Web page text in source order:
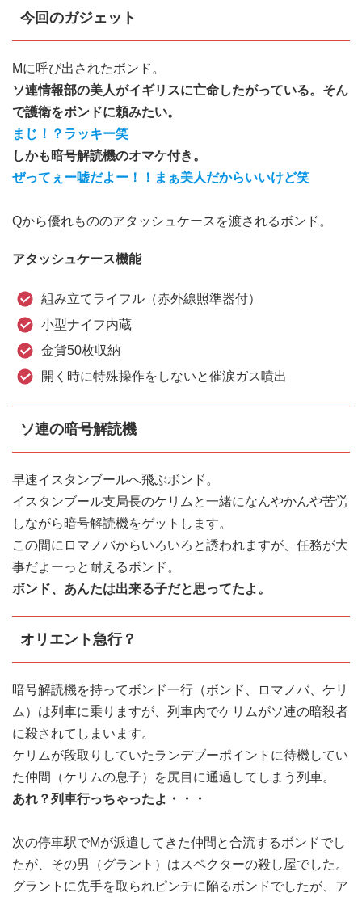
今回のガジェット
Mに呼び出されたボンド。
ソ連情報部の美人がイギリスに亡命したがっている。そん
で護衛をボンドに頼みたい。
まじ！？ラッキー笑
しかも暗号解読機のオマケ付き。
ぜってぇー嘘だよー！！まぁ美人だからいいけど笑
Qから優れもののアタッシュケースを渡されるボンド。
アタッシュケース機能
組み立てライフル（赤外線照準器付）
小型ナイフ内蔵
金貨50枚収納
開く時に特殊操作をしないと催涙ガス噴出
ソ連の暗号解読機
早速イスタンブールへ飛ぶボンド。
イスタンブール支局長のケリムと一緒になんやかんや苦労
しながら暗号解読機をゲットします。
この間にロマノバからいろいろと誘われますが、任務が大
事だよーっと耐えるボンド。
ボンド、あんたは出来る子だと思ってたよ。
オリエント急行？
暗号解読機を持ってボンド一行（ボンド、ロマノバ、ケリ
ム）は列車に乗りますが、列車内でケリムがソ連の暗殺者
に殺されてしまいます。
ケリムが段取りしていたランデブーポイントに待機してい
た仲間（ケリムの息子）を尻目に通過してしまう列車。
あれ？列車行っちゃったよ・・・
次の停車駅でMが派遣してきた仲間と合流するボンドでし
たが、その男（グラント）はスペクターの殺し屋でした。
グラントに先手を取られピンチに陥るボンドでしたが、ア